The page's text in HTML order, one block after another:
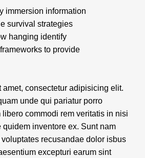
immersion information
survival strategies
hanging identify
to provide
amet, consectetur adipisicing elit.
unde qui pariatur porro
commodi rem veritatis in nisi
quidem inventore ex. Sunt nam
recusandae dolor isbus
excepturi earum sint